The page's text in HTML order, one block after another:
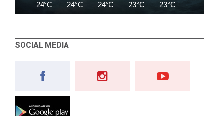
24°C 24°C 24°C 23°C 23°C
SOCIAL MEDIA